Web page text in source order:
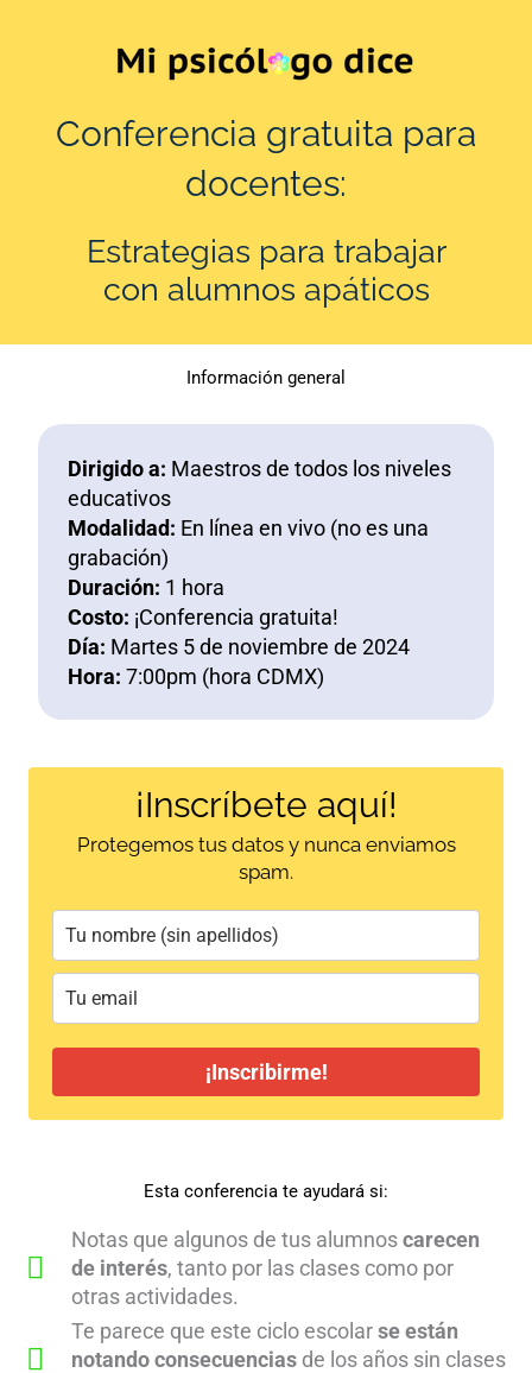
Conferencia gratuita para
docentes:
Estrategias para trabajar
con alumnos apáticos
Información general
Dirigido a: Maestros de todos los niveles
educativos
Modalidad: En línea en vivo (no es una
grabación)
Duración: 1 hora
Costo: ¡Conferencia gratuita!
Día: Martes 5 de noviembre de 2024
Hora: 7:00pm (hora CDMX)
¡Inscríbete aquí!
Protegemos tus datos y nunca enviamos
spam.
¡Inscribirme!
Esta conferencia te ayudará si:
Notas que algunos de tus alumnoscarecen
de interés, tanto por las clases como por
otras actividades.
Te parece que este ciclo escolarse están
notando consecuenciasde los años sin clases